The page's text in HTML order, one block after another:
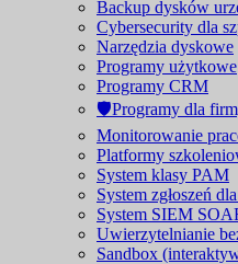
Backup dysków
Cybersecurity dla
Narzędzia dyskowe
Programy użytkowe
Programy CRM
🛡Programy dla
Monitorowanie
Platformy
System klasy PAM
System zgłoszeń
System SIEM
Uwierzytelnianie
Sandbox